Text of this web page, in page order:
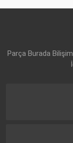
Parça Burada